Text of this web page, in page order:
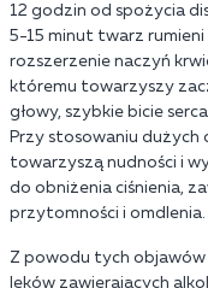
12 godzin od spożycia
5-15 minut twarz rumieni
rozszerzenie naczyń
któremu towarzyszy
głowy, szybkie bicie
Przy stosowaniu dużych
towarzyszą nudności i
do obniżenia ciśnienia,
przytomności i
Z powodu tych
leków zawierających